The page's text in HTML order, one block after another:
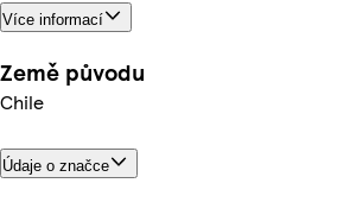
Více informací
Země původu
Chile
Údaje o značce